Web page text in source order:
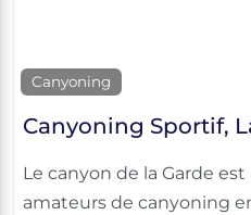
Canyoning
Canyoning Sportif,
Le canyon de la Garde
amateurs de canyoning